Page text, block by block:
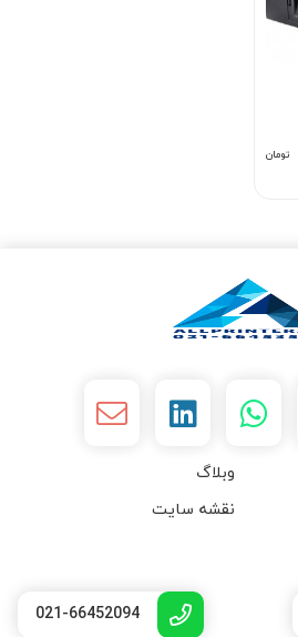
تومان
وبلاگ
نقشه سایت
021-66452094